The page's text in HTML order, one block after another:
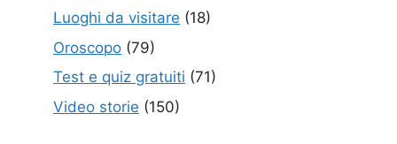
Luoghi da visitare (18)
Oroscopo (79)
Test e quiz gratuiti (71)
Video storie (150)